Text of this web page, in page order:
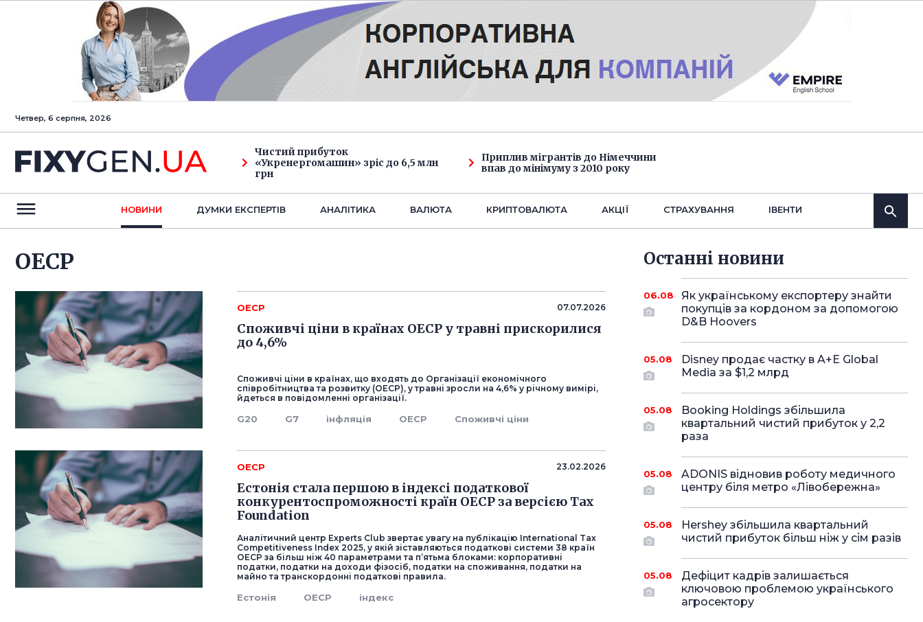
Четвер, 6 серпня, 2026
Чистий прибуток
«Укренергомашин» зріс до 6,5 млн
грн
Приплив мігрантів до Німеччини
впав до мінімуму з 2010 року
НОВИНИ ДУМКИ ЕКСПЕРТIВ АНАЛIТИКА ВАЛЮТА КРИПТОВАЛЮТА АКЦІЇ СТРАХУВАННЯ IВЕНТИ
ОЕСР
ОЕСР 07.07.2026
Споживчі ціни в країнах ОЕСР у травні прискорилися
до 4,6%
Споживчі ціни в країнах, що входять до Організації економічного
співробітництва та розвитку (ОЕСР), у травні зросли на 4,6% у річному вимірі,
йдеться в повідомленні організації.
G20 G7 інфляція ОЕСР Споживчі ціни
ОЕСР 23.02.2026
Естонія стала першою в індексі податкової
конкурентоспроможності країн ОЕСР за версією Tax
Foundation
Аналітичний центр Experts Club звертає увагу на публікацію International Tax
Competitiveness Index 2025, у якій зіставляються податкові системи 38 країн
ОЕСР за більш ніж 40 параметрами та п’ятьма блоками: корпоративні
податки, податки на доходи фізосіб, податки на споживання, податки на
майно та транскордонні податкові правила.
Естонія ОЕСР індекс
Останнi новини
06.08
Як українському експортеру знайти
покупців за кордоном за допомогою
D&B Hoovers
05.08
Disney продає частку в A+E Global
Media за $1,2 млрд
05.08
Booking Holdings збільшила
квартальний чистий прибуток у 2,2
раза
05.08
ADONIS відновив роботу медичного
центру біля метро «Лівобережна»
05.08
Hershey збільшила квартальний
чистий прибуток більш ніж у сім разів
05.08
Дефіцит кадрів залишається
ключовою проблемою українського
агросектору